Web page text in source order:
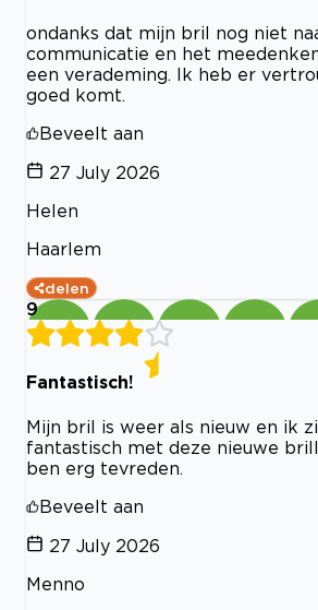
ondanks dat mijn bril nog niet
communicatie en het
een verademing. Ik heb er
goed komt.
Beveelt aan
27 July 2026
Helen
Haarlem
delen
9
Fantastisch!
Mijn bril is weer als nieuw en ik
fantastisch met deze nieuwe
ben erg tevreden.
Beveelt aan
27 July 2026
Menno